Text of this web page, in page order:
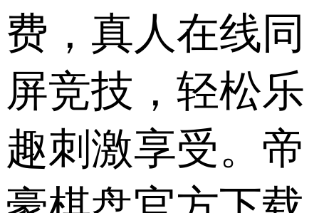
费，真人在线同
屏竞技，轻松乐
趣刺激享受。帝